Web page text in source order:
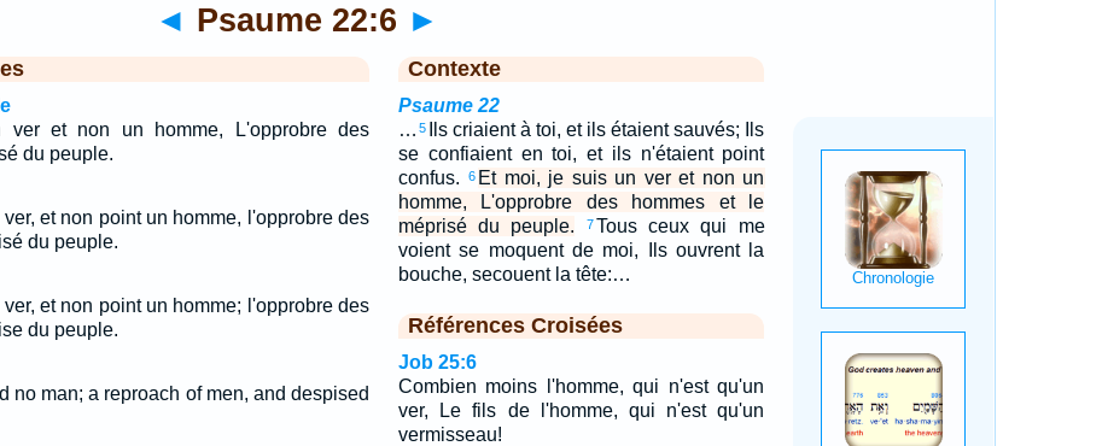
◄ Psaume 22:6 ►
et non un homme, L'opprobre des
du peuple.
et non point un homme, l'opprobre des
du peuple.
et non point un homme; l'opprobre des
du peuple.
no man; a reproach of men, and despised
Contexte
Psaume 22
… 5
Ils criaient à toi, et ils étaient sauvés; Ils
se confiaient en toi, et ils n'étaient point
confus.
6 Et moi, je suis un ver et non un
homme, L'opprobre des hommes et le
méprisé du peuple.
7Tous ceux qui me
voient se moquent de moi, Ils ouvrent la
bouche, secouent la tête:…
Références Croisées
Job 25:6
Combien moins l'homme, qui n'est qu'un
ver, Le fils de l'homme, qui n'est qu'un
vermisseau!